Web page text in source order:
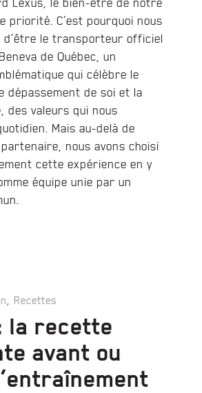
priorité. C’est pourquoi nous
d’être le transporteur officiel
de Québec, un
qui célèbre le
dépassement de soi et la
des valeurs qui nous
Mais au-delà de
nous avons choisi
cette expérience en y
équipe unie par un
Recettes
la recette
avant ou